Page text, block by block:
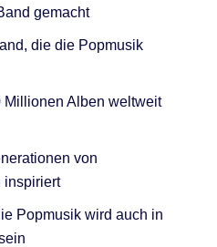
gemacht
die die Popmusik
Millionen Alben weltweit
von
inspiriert
Popmusik wird auch in